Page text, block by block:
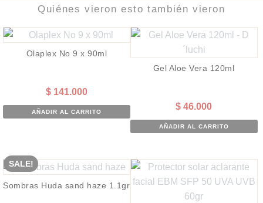
Quiénes vieron esto también vieron
Olaplex No 9 x 90ml
$141.000
AÑADIR AL CARRITO
Gel Aloe Vera 120ml
$ 46.000
AÑADIR AL CARRITO
SALE!
Sombras Huda sand haze 1.1gr